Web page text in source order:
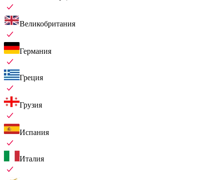
Великобритания
Германия
Греция
Грузия
Испания
Италия